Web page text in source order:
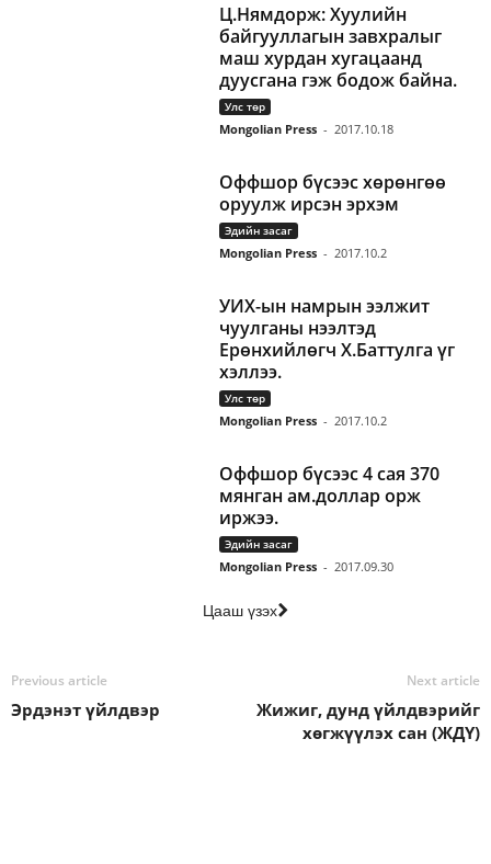
Ц.Нямдорж: Хуулийн
байгууллагын завхралыг
маш хурдан хугацаанд
дуусгана гэж бодож байна.
Улс төр
Mongolian Press - 2017.10.18
Оффшор бүсээс хөрөнгөө
оруулж ирсэн эрхэм
Эдийн засаг
Mongolian Press - 2017.10.2
УИХ-ын намрын ээлжит
чуулганы нээлтэд
Ерөнхийлөгч Х.Баттулга үг
хэллээ.
Улс төр
Mongolian Press - 2017.10.2
Оффшор бүсээс 4 сая 370
мянган ам.доллар орж
иржээ.
Эдийн засаг
Mongolian Press - 2017.09.30
Цааш үзэх
Previous article
Эрдэнэт үйлдвэр
Next article
Жижиг, дунд үйлдвэрийг
хөгжүүлэх сан (ЖДҮ)